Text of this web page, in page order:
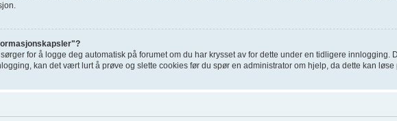
for å logge deg automatisk på forumet om du har krysset av for dette under en tidligere
kan det vært lurt å prøve og slette cookies før du spør en administrator om hjelp, da dette kan løse